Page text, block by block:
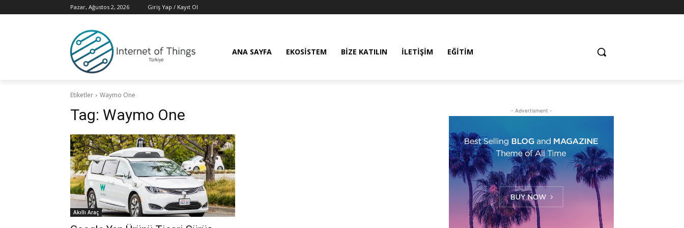
Pazar, Ağustos 2, 2026 Giriş Yap / Kayıt Ol
ANA SAYFA EKOSISTEM BIZE KATILIN İLETIŞIM EĞITIM
Etiketler Waymo One
Tag: Waymo One
Akıllı Araç
- Advertisment -